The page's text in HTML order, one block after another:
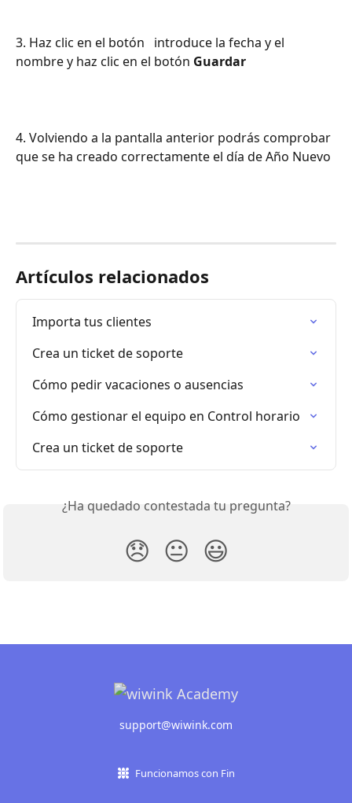
3. Haz clic en el botón
  introduce la fecha y el
nombre y haz clic en el botón Guardar
4. Volviendo a la pantalla anterior podrás comprobar
que se ha creado correctamente el día de Año Nuevo
Artículos relacionados
Importa tus clientes
Crea un ticket de soporte
Cómo pedir vacaciones o ausencias
Cómo gestionar el equipo en Control horario
Crea un ticket de soporte
¿Ha quedado contestada tu pregunta?
😞 😐 😃
support@wiwink.com
Funcionamos con Fin